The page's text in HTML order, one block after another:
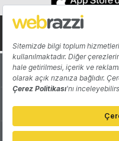
Hakkında
Katkıda Bulun